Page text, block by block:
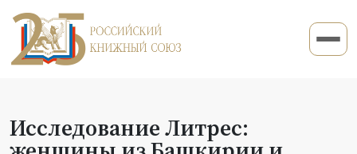
Исследование Литрес: